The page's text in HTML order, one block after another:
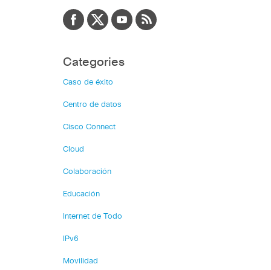
Categories
Caso de éxito
Centro de datos
Cisco Connect
Cloud
Colaboración
Educación
Internet de Todo
IPv6
Movilidad